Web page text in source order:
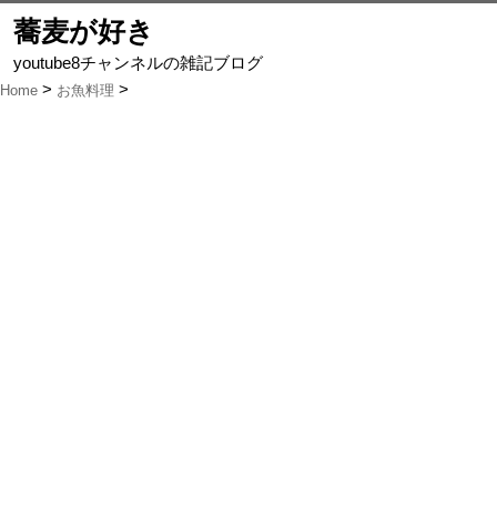
蕎麦が好き
youtube8チャンネルの雑記ブログ
Home お魚料理